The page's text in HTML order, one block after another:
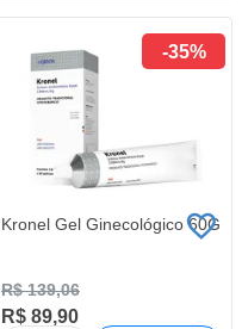
-35%
Kronel Gel Ginecológico 60G
R$ 139,06
R$ 89,90